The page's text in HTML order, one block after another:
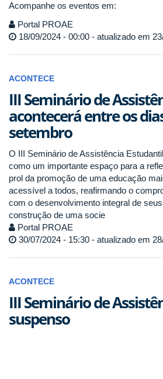
Acompanhe os eventos em:
Portal PROAE
18/09/2024 - 00:00 - atualizado em
ACONTECE
III Seminário de
acontecerá entre os
setembro
O III Seminário de Assistência
como um importante espaço para a
prol da promoção de uma educação
acessível a todos, reafirmando o
com o desenvolvimento integral de
construção de uma socie
Portal PROAE
30/07/2024 - 15:30 - atualizado em
ACONTECE
III Seminário de
suspenso